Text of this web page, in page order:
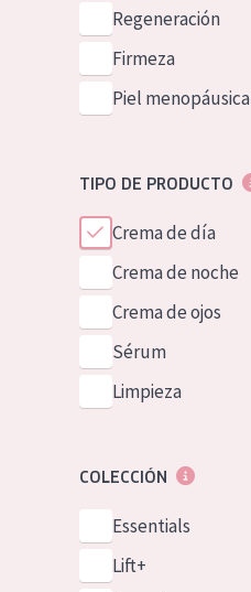
German
Spanish
Greek
Regeneración
Firmeza
Piel menopáusica
TIPO DE PRODUCTO
Crema de día
Crema de noche
Crema de ojos
Sérum
Limpieza
COLECCIÓN
Essentials
Lift+